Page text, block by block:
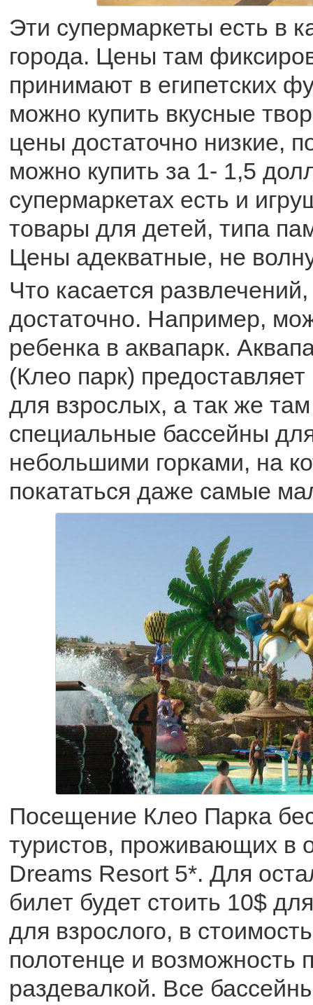
Эти супермаркеты есть в
города. Цены там
принимают в египетских
можно купить вкусные
цены достаточно низкие,
можно купить за 1- 1,5
супермаркетах есть и
товары для детей, типа
Цены адекватные, не
Что касается
достаточно. Например,
ребенка в аквапарк.
(Клео парк) предоставляет
для взрослых, а так же
специальные бассейны
небольшими горками, на
покататься даже самые
Посещение Клео Парка
туристов, проживающих в
Dreams Resort 5*. Для
билет будет стоить 10$
для взрослого, в
полотенце и возможность
раздевалкой. Все